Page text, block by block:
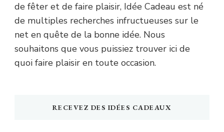
de fêter et de faire plaisir, Idée Cadeau est né
de multiples recherches infructueuses sur le
net en quête de la bonne idée. Nous
souhaitons que vous puissiez trouver ici de
quoi faire plaisir en toute occasion.
RECEVEZ DES IDÉES CADEAUX